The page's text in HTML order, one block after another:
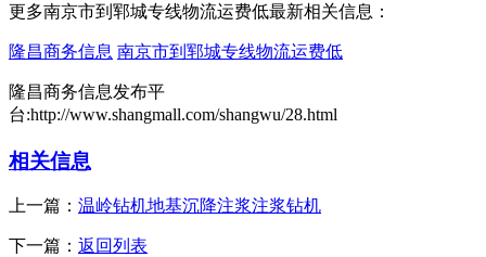
更多南京市到郓城专线物流运费低最新相关信息：
隆昌商务信息 南京市到郓城专线物流运费低
隆昌商务信息发布平
台:http://www.shangmall.com/shangwu/28.html
相关信息
上一篇： 温岭钻机地基沉降注浆注浆钻机
下一篇： 返回列表